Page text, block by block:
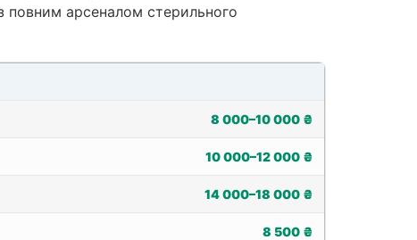
повним арсеналом стерильного
8 000–10 000 ₴
10 000–12 000 ₴
14 000–18 000 ₴
8 500 ₴